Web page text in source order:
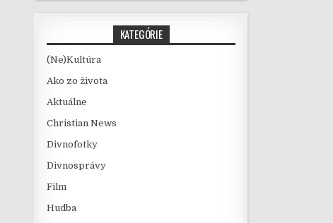
KATEGÓRIE
(Ne)Kultúra
Ako zo života
Aktuálne
Christian News
Divnofotky
Divnosprávy
Film
Hudba